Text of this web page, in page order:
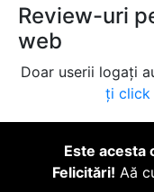
Review-uri
web
Doar userii logați
ți click
Este acesta
Felicitări! Aă